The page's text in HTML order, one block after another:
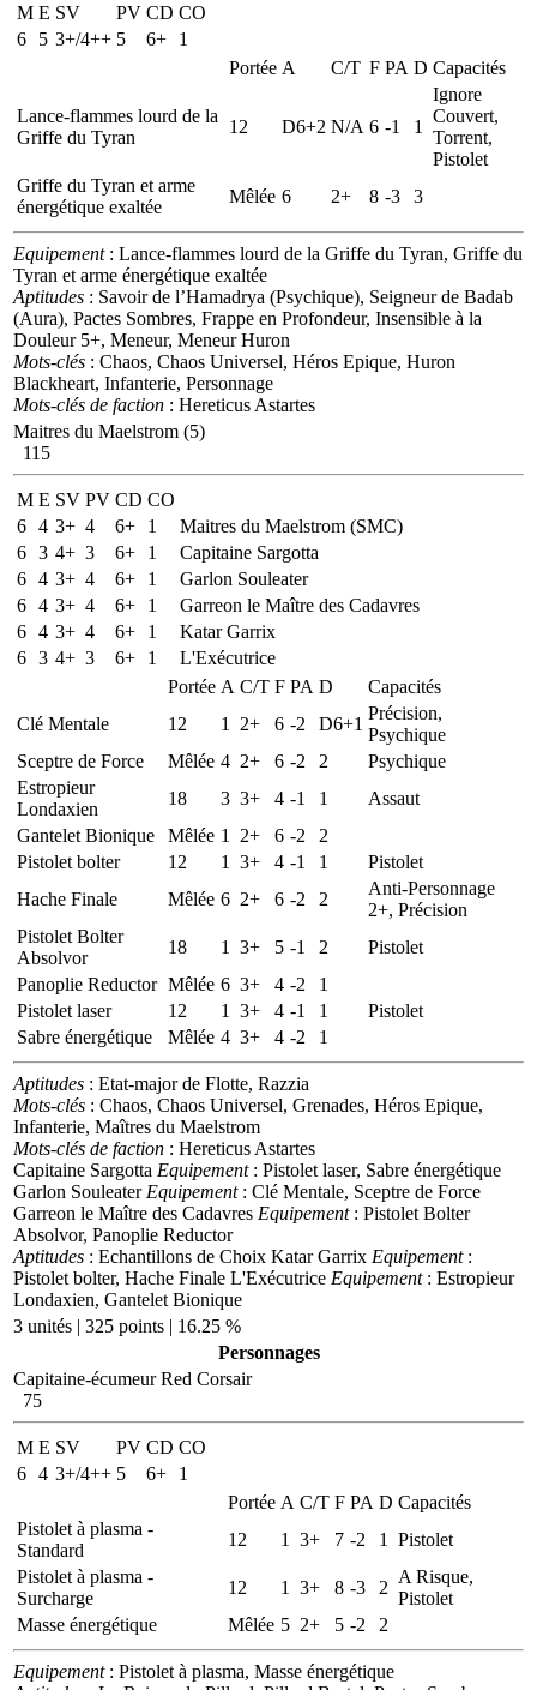
M E SV PV CD CO
6
5 3+/4++ 5 6+
1
Portée A C/T F PA D Capacités
Lance-flammes lourd de la
Griffe du Tyran
12 D6+2 N/A 6 -1 1
Ignore
Couvert,
Torrent,
Pistolet
Griffe du Tyran et arme
énergétique exaltée
Mêlée 6 2+ 8 -3 3
Equipement: Lance-flammes lourd de la Griffe du Tyran, Griffe du
Tyran et arme énergétique exaltée
Aptitudes : Savoir de l’Hamadrya (Psychique), Seigneur de Badab
(Aura), Pactes Sombres, Frappe en Profondeur, Insensible à la
Douleur 5+, Meneur, Meneur Huron
Mots-clés : Chaos, Chaos Universel, Héros Epique, Huron
Blackheart, Infanterie, Personnage
Mots-clés de faction : Hereticus Astartes
Maitres du Maelstrom (5)
115
M E SV PV CD CO
6 4 3+ 4 6+ 1
Maitres du Maelstrom (SMC)
6 3 4+ 3 6+ 1
Capitaine Sargotta
6 4 3+ 4 6+ 1
Garlon Souleater
6 4 3+ 4 6+ 1
Garreon le Maître des Cadavres
6 4 3+ 4 6+ 1
Katar Garrix
6 3 4+ 3 6+ 1
L'Exécutrice
Portée A C/T F PA D
Capacités
Clé Mentale
12 1 2+ 6 -2 D6+1
Précision,
Psychique
Sceptre de Force
Mêlée 4 2+ 6 -2 2
Psychique
Estropieur
Londaxien
18 3 3+ 4 -1 1
Assaut
Gantelet Bionique
Mêlée 1 2+ 6 -2
2
Pistolet bolter
12 1 3+ 4 -1 1
Pistolet
Hache Finale
Mêlée 6 2+ 6 -2 2
Anti-Personnage
2+, Précision
Pistolet Bolter
Absolvor
18 1 3+ 5 -1 2
Pistolet
Panoplie Reductor Mêlée 6 3+ 4 -2
1
Pistolet laser
12 1 3+ 4 -1 1
Pistolet
Sabre énergétique
Mêlée 4 3+ 4 -2 1
Aptitudes : Etat-major de Flotte, Razzia
Mots-clés : Chaos, Chaos Universel, Grenades, Héros Epique,
Infanterie, Maîtres du Maelstrom
Mots-clés de faction : Hereticus Astartes
Capitaine Sargotta Equipement: Pistolet laser, Sabre énergétique
Garlon Souleater Equipement: Clé Mentale, Sceptre de Force
Garreon le Maître des Cadavres Equipement: Pistolet Bolter
Absolvor, Panoplie Reductor
Aptitudes : Echantillons de Choix Katar Garrix Equipement:
Pistolet bolter, Hache Finale L'Exécutrice Equipement: Estropieur
Londaxien, Gantelet Bionique
3 unités | 325 points | 16.25 %
Personnages
Capitaine-écumeur Red Corsair
75
M E SV PV CD CO
6 4 3+/4++ 5 6+
1
Portée A C/T F PA D Capacités
Pistolet à plasma -
Standard
12 1 3+ 7 -2 1
Pistolet
Pistolet à plasma -
Surcharge
12 1 3+ 8 -3 2
A Risque,
Pistolet
Masse énergétique
Mêlée 5 2+ 5 -2 2
Equipement: Pistolet à plasma, Masse énergétique